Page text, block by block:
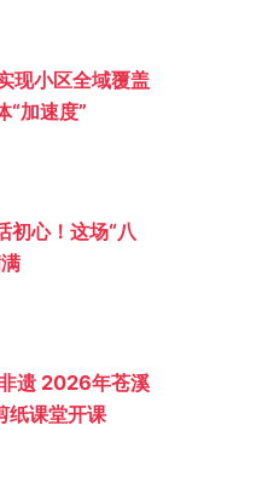
现小区全域覆盖
“加速度”
初心！这场“八
遗 2026年苍溪
纸课堂开课